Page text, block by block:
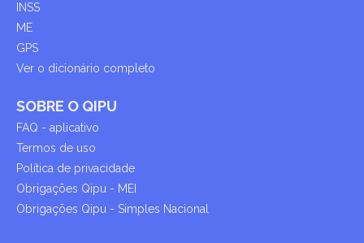
INSS
ME
GPS
Ver o dicionário completo
SOBRE O QIPU
FAQ - aplicativo
Termos de uso
Política de privacidade
Obrigações Qipu - MEI
Obrigações Qipu - Simples Nacional